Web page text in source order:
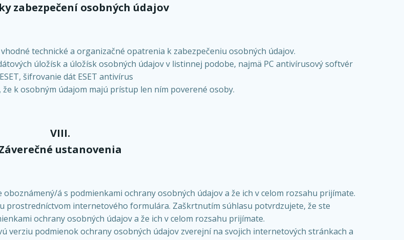
zabezpečení osobných údajov
technické a organizačné opatrenia k zabezpečeniu osobných údajov.
úložísk a úložísk osobných údajov v listinnej podobe, najmä PC antivírusový softvér
ESET, šifrovanie dát ESET antivírus
k osobným údajom majú prístup len ním poverené osoby.
VIII.
ustanovenia
á s podmienkami ochrany osobných údajov a že ich v celom rozsahu prijímate.
prostredníctvom internetového formulára. Zaškrtnutím súhlasu potvrdzujete, že ste
ochrany osobných údajov a že ich v celom rozsahu prijímate.
verziu podmienok ochrany osobných údajov zverejní na svojich internetových stránkach a